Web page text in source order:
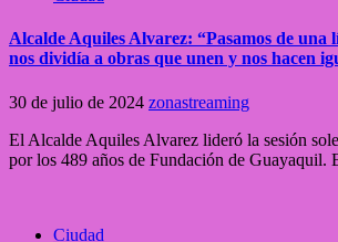
Alcalde Aquiles Alvarez: “Pasamos de una
nos dividía a obras que unen y nos hacen
30 de julio de 2024 zonastreaming
El Alcalde Aquiles Alvarez lideró la sesión
por los 489 años de Fundación de Guayaquil.
Ciudad